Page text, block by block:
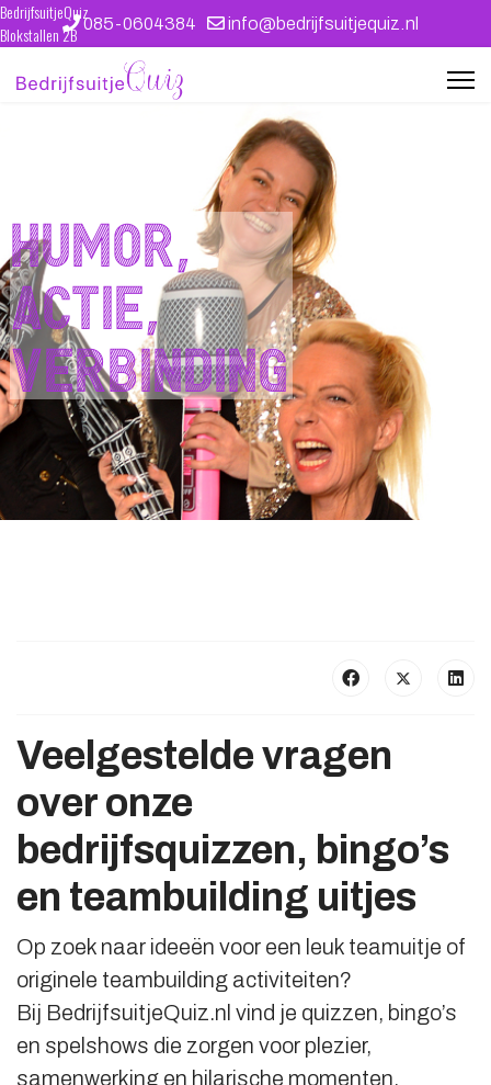
085-0604384 info@bedrijfsuitjequiz.nl
Humor,
actie,
verbinding
Veelgestelde vragen
over onze
bedrijfsquizzen, bingo’s
en teambuilding uitjes
Op zoek naar ideeën voor een leuk teamuitje of
originele teambuilding activiteiten?
Bij BedrijfsuitjeQuiz.nl vind je quizzen, bingo’s
en spelshows die zorgen voor plezier,
samenwerking en hilarische momenten.
BedrijfsuitjeQuiz
Blokstallen 2B
4611 WB Bergen op Zoom
kvk 39087412